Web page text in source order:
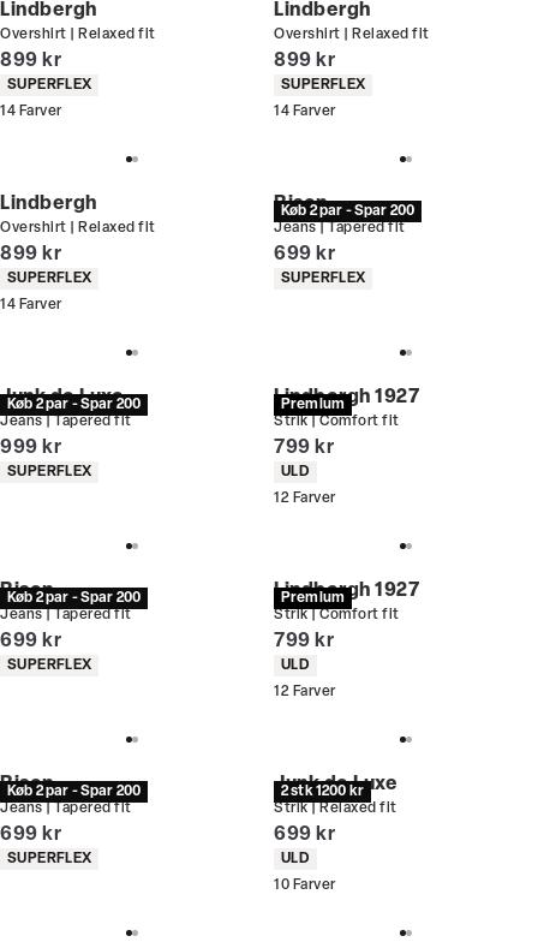
Lindbergh
Overshirt | Relaxed fit
I alt (inkl. rabat)
899 kr
Produkt egenskaber
SUPERFLEX
14 Farver
Lindbergh
Overshirt | Relaxed fit
I alt (inkl. rabat)
899 kr
Produkt egenskaber
SUPERFLEX
14 Farver
Lindbergh
Overshirt | Relaxed fit
I alt (inkl. rabat)
899 kr
Produkt egenskaber
SUPERFLEX
14 Farver
Køb 2 par - Spar 200
Bison
Jeans | Tapered fit
I alt (inkl. rabat)
699 kr
Produkt egenskaber
SUPERFLEX
Køb 2 par - Spar 200
Junk de Luxe
Jeans | Tapered fit
I alt (inkl. rabat)
999 kr
Produkt egenskaber
SUPERFLEX
Premium
Lindbergh 1927
Strik | Comfort fit
I alt (inkl. rabat)
799 kr
Produkt egenskaber
ULD
12 Farver
Køb 2 par - Spar 200
Bison
Jeans | Tapered fit
I alt (inkl. rabat)
699 kr
Produkt egenskaber
SUPERFLEX
Premium
Lindbergh 1927
Strik | Comfort fit
I alt (inkl. rabat)
799 kr
Produkt egenskaber
ULD
12 Farver
Køb 2 par - Spar 200
Bison
Jeans | Tapered fit
I alt (inkl. rabat)
699 kr
Produkt egenskaber
SUPERFLEX
2 stk 1200 kr
Junk de Luxe
Strik | Relaxed fit
I alt (inkl. rabat)
699 kr
Produkt egenskaber
ULD
10 Farver